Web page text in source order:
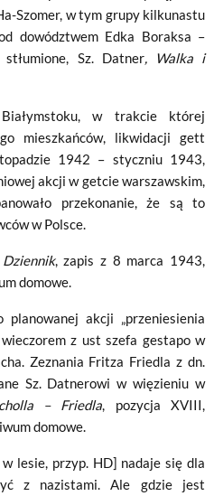
Szomer, w tym grupy kilkunastu
dowództwem Edka Boraksa –
Sz. Datner, Walka i
w trakcie której
mieszkańców, likwidacji gett
1942 – styczniu 1943,
akcji w getcie warszawskim,
przekonanie, że są to
w Polsce.
Dziennik, zapis z 8 marca 1943,
domowe.
planowanej akcji „przeniesienia
z ust szefa gestapo w
Zeznania Fritza Friedla z dn.
Sz. Datnerowi w więzieniu w
– Friedla, pozycja XVIII,
domowe.
lesie, przyp. HD] nadaje się dla
z nazistami. Ale gdzie jest